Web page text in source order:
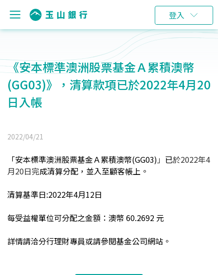
登入
《安本標準澳洲股票基金Ａ累積澳幣
(GG03)》，清算款項已於2022年4月20
日入帳
2022/04/21
「安本標準澳洲股票基金Ａ累積澳幣(GG03) 」 已於2022年4
月20日完成清算分配，並入至顧客帳上。
清算基準日:2022年4月12日
每受益權單位可分配之金額： 澳幣 60.2692 元
詳情請洽分行理財專員或請參閱基金公司網站。